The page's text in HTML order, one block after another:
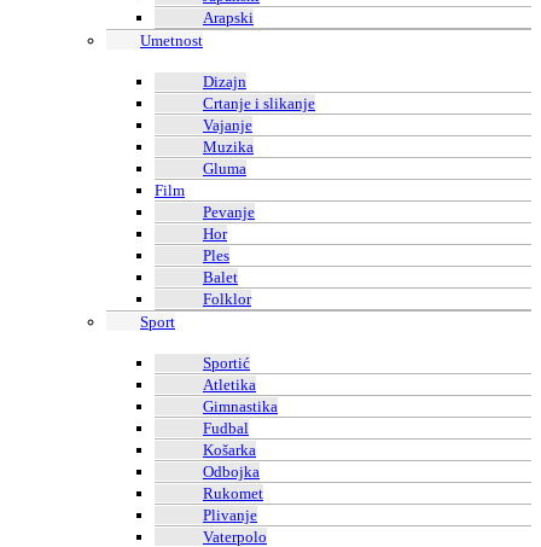
Arapski
Umetnost
Dizajn
Crtanje i slikanje
Vajanje
Muzika
Gluma
Film
Pevanje
Hor
Ples
Balet
Folklor
Sport
Sportić
Atletika
Gimnastika
Fudbal
Košarka
Odbojka
Rukomet
Plivanje
Vaterpolo